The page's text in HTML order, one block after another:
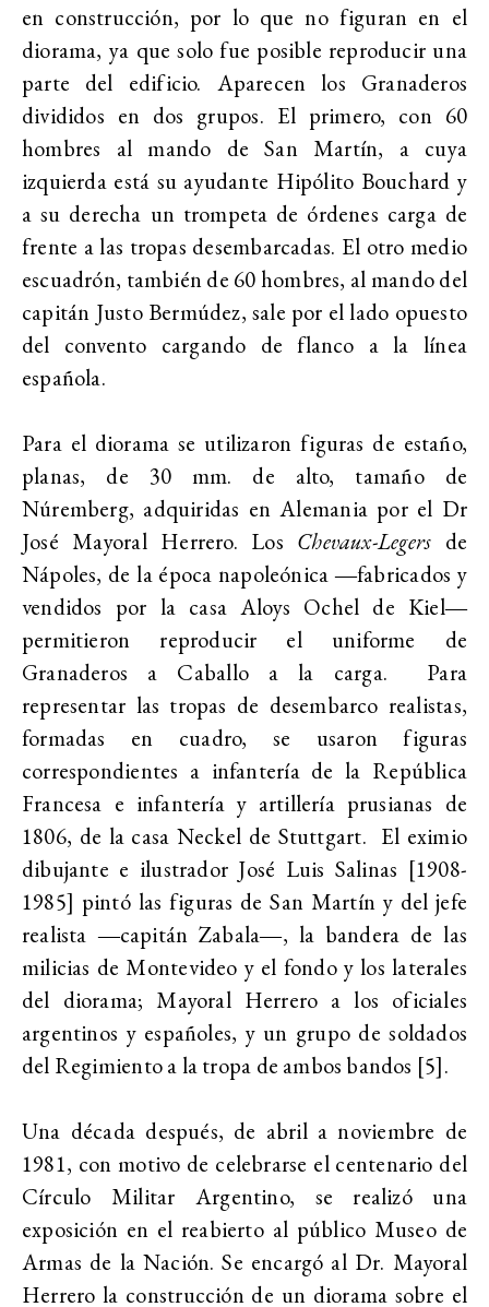
en construcción, por lo que no figuran en el
diorama, ya que solo fue posible reproducir una
parte del edificio. Aparecen los Granaderos
divididos en dos grupos. El primero, con 60
hombres al mando de San Martín, a cuya
izquierda está su ayudante Hipólito Bouchard y
a su derecha un trompeta de órdenes carga de
frente a las tropas desembarcadas. El otro medio
escuadrón, también de 60 hombres, al mando del
capitán Justo Bermúdez, sale por el lado opuesto
del convento cargando de flanco a la línea
española.
Para el diorama se utilizaron figuras de estaño,
planas, de 30 mm. de alto, tamaño de
Núremberg, adquiridas en Alemania por el Dr
José Mayoral Herrero. Los Chevaux-Legers de
Nápoles, de la época napoleónica ―fabricados y
vendidos por la casa Aloys Ochel de Kiel―
permitieron reproducir el uniforme de
Granaderos a Caballo a la carga. Para
representar las tropas de desembarco realistas,
formadas en cuadro, se usaron figuras
correspondientes a infantería de la República
Francesa e infantería y artillería prusianas de
1806, de la casa Neckel de Stuttgart. El eximio
dibujante e ilustrador José Luis Salinas [1908-
1985] pintó las figuras de San Martín y del jefe
realista ―capitán Zabala―, la bandera de las
milicias de Montevideo y el fondo y los laterales
del diorama; Mayoral Herrero a los oficiales
argentinos y españoles, y un grupo de soldados
del Regimiento a la tropa de ambos bandos [5].
Una década después, de abril a noviembre de
1981, con motivo de celebrarse el centenario del
Círculo Militar Argentino, se realizó una
exposición en el reabierto al público Museo de
Armas de la Nación. Se encargó al Dr. Mayoral
Herrero la construcción de un diorama sobre el